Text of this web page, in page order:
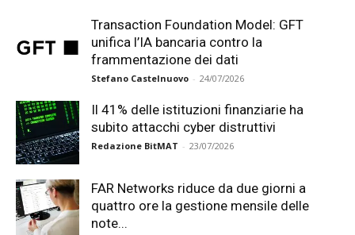
Transaction Foundation Model: GFT
unifica l’IA bancaria contro la
frammentazione dei dati
Stefano Castelnuovo - 24/07/2026
Il 41% delle istituzioni finanziarie ha
subito attacchi cyber distruttivi
Redazione BitMAT - 23/07/2026
FAR Networks riduce da due giorni a
quattro ore la gestione mensile delle
note...